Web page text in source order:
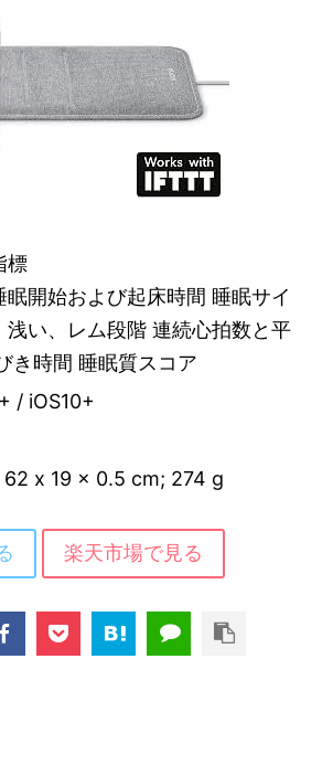
標
眠開始および起床時間 睡眠サイ
浅い、レム段階 連続心拍数と平
き時間 睡眠質スコア
/ iOS10+
製品サイズ ‏ ‎ 62 x 19 x 0.5 cm; 274 g
楽天市場で見る